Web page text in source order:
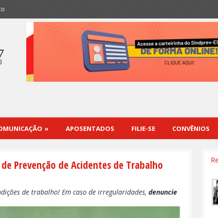
» APOSENTADOS FILIE-SE CONVÊNIOS
Prevenção de Acidentes de Trabalho
de trabalho! Em caso de irregularidades, denuncie